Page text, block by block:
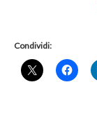
Condividi: